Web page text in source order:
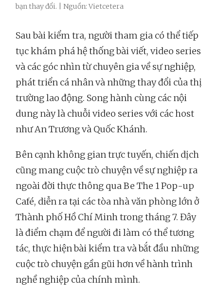
bạn thay đổi. | Nguồn: Vietcetera
Sau bài kiểm tra, người tham gia có thể tiếp
tục khám phá hệ thống bài viết, video series
và các góc nhìn từ chuyên gia về sự nghiệp,
phát triển cá nhân và những thay đổi của thị
trường lao động. Song hành cùng các nội
dung này là chuỗi video series với các host
như An Trương và Quốc Khánh.
Bên cạnh không gian trực tuyến, chiến dịch
cũng mang cuộc trò chuyện về sự nghiệp ra
ngoài đời thực thông qua Be The 1 Pop-up
Café, diễn ra tại các tòa nhà văn phòng lớn ở
Thành phố Hồ Chí Minh trong tháng 7. Đây
là điểm chạm để người đi làm có thể tương
tác, thực hiện bài kiểm tra và bắt đầu những
cuộc trò chuyện gần gũi hơn về hành trình
nghề nghiệp của chính mình.